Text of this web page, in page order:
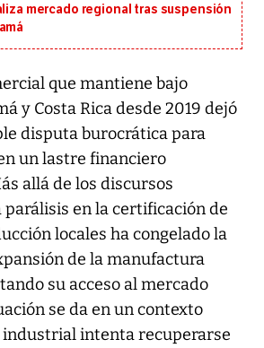
mercado regional tras suspensión
que mantiene bajo
y Costa Rica desde 2019 dejó
disputa burocrática para
un lastre financiero
allá de los discursos
en la certificación de
locales ha congelado la
de la manufactura
su acceso al mercado
se da en un contexto
industrial intenta recuperarse